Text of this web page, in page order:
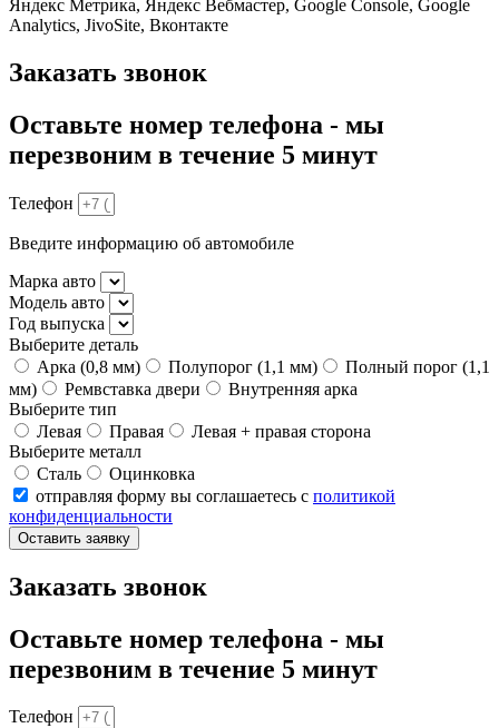
Яндекс Метрика, Яндекс Вебмастер, Google Console, Google
Analytics, JivoSite, Вконтакте
Заказать звонок
Оставьте номер телефона - мы
перезвоним в течение 5 минут
Телефон
Введите информацию об автомобиле
Марка авто
Модель авто
Год выпуска
Выберите деталь
Арка (0,8 мм)
Полупорог (1,1 мм)
Полный порог (1,1
мм)
Ремвставка двери
Внутренняя арка
Выберите тип
Левая
Правая
Левая + правая сторона
Выберите металл
Сталь
Оцинковка
отправляя форму вы соглашаетесь с политикой
конфиденциальности
Оставить заявку
Заказать звонок
Оставьте номер телефона - мы
перезвоним в течение 5 минут
Телефон